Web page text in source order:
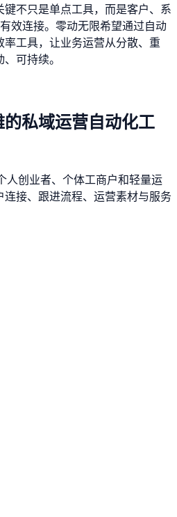
不只是单点工具，而是客户、系
效连接。零动无限希望通过自动
工具，让业务运营从分散、重
可持续。
私域运营自动化工
人创业者、个体工商户和轻量运
连接、跟进流程、运营素材与服务